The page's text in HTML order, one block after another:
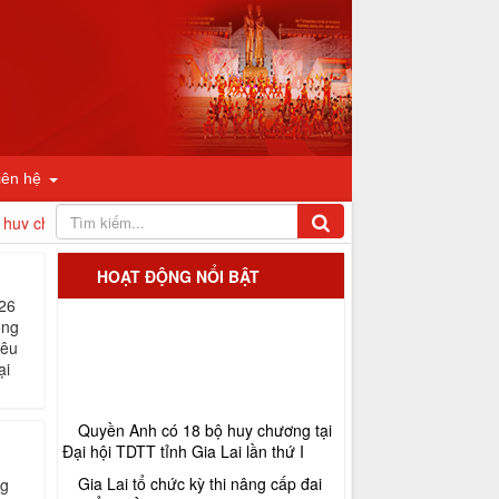
hệ
chương tại Đại hội TDTT tỉnh Gia Lai lần thứ I
HOẠT ĐỘNG NỔI BẬT
Đại hội TDTT tỉnh Gia Lai lần thứ I
Gia Lai tổ chức kỳ thi nâng cấp đai
Võ cổ truyền năm 2026